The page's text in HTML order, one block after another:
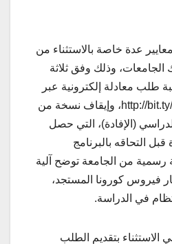
عدة خاصة بالاستثناء من
الجامعات، وذلك وفق ثلاثة
طلب معادلة إلكترونية عبر
موقع الوزارة http://bit.ty/3foaSCV، وإيقاف نسخة من
(الإفادة)، التي حصل
التحاقه بالبرنامج
رسمية من الجامعة توضح آلية
فيروس كورونا المستجد،
في الدراسة.
الاستثناء بتقديم الطلب